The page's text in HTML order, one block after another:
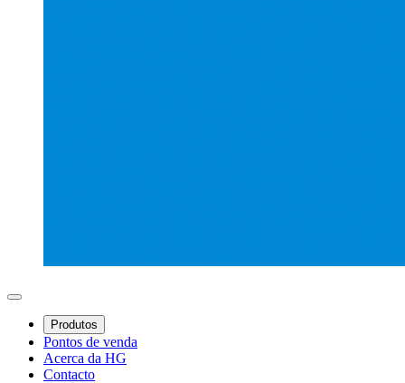
Produtos
Pontos de venda
Acerca da HG
Contacto